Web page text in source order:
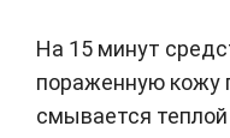
На 15 минут
пораженную кожу
смывается